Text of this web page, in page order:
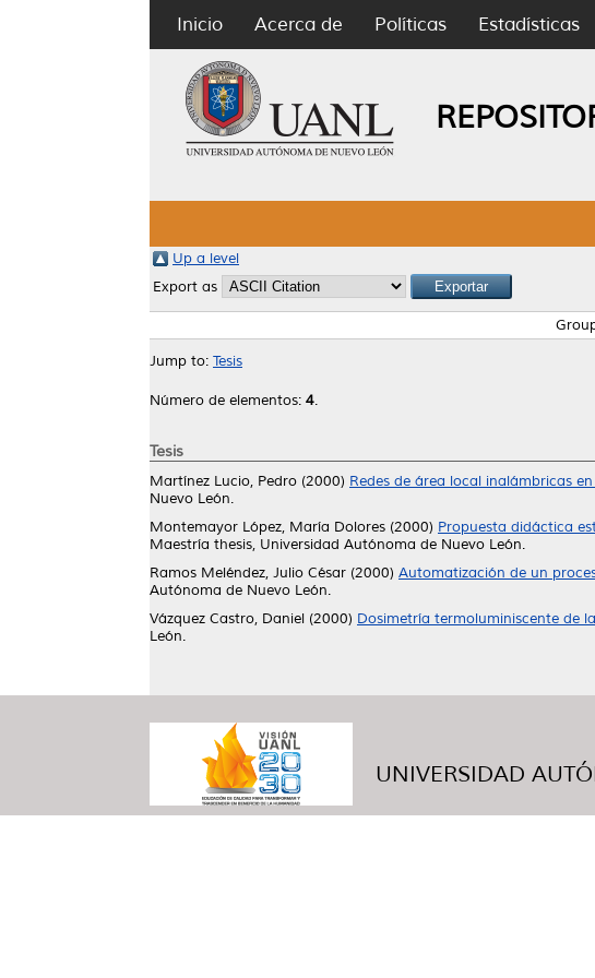
Inicio Acerca de Políticas Estadísticas
Up a level
Export as
Jump to: Tesis
Número de elementos: 4.
Tesis
Martínez Lucio, Pedro (2000) Redes de área local inalámbricas
Nuevo León.
Montemayor López, María Dolores (2000) Propuesta didáctica
Maestría thesis, Universidad Autónoma de Nuevo León.
Ramos Meléndez, Julio César (2000) Automatización de un
Autónoma de Nuevo León.
Vázquez Castro, Daniel (2000) Dosimetría termoluminiscente de
León.
UNIVERSIDAD